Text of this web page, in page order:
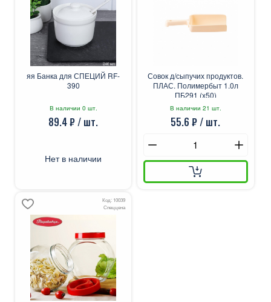
яя Банка для СПЕЦИЙ RF-
390
В наличии 0 шт.
89.4 ₽ / шт.
Нет в наличии
Совок д/сыпучих продуктов.
ПЛАС. Полимербыт 1.0л
ПБ291 (х50)
В наличии 21 шт.
55.6 ₽ / шт.
Код: 10039
Спеццена